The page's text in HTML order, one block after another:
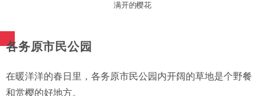
满开的樱花
各务原市民公园
在暖洋洋的春日里，各务原市民公园内开阔的草地是个野餐
和赏樱的好地方。